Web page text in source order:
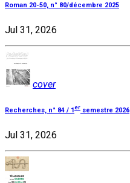
Roman 20-50, n° 80/décembre 2025
Jul 31, 2026
cover
Recherches, n° 84 / 1 er semestre 2026
Jul 31, 2026